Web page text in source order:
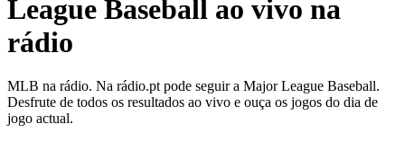
League Baseball ao vivo na
rádio
MLB na rádio. Na rádio.pt pode seguir a Major League Baseball.
Desfrute de todos os resultados ao vivo e ouça os jogos do dia de
jogo actual.